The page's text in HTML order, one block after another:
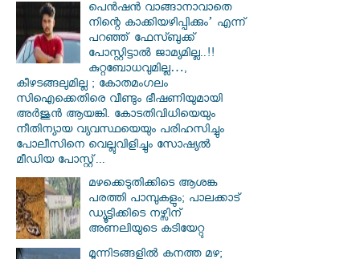
പെൻഷൻ വാങ്ങാനാവാതെ
നിന്റെ കാക്കിയഴിപ്പിക്കും’ എന്ന്
പറഞ്ഞ് ഫേസ്ബുക്ക്
പോസ്റ്റിട്ടാൽ ജാമ്യമില്ല..!!
കുറ്റബോധവുമില്ല…,
കീഴടങ്ങലുമില്ല ; കോതമംഗലം
സിഐക്കെതിരെ വീണ്ടും ഭീഷണിയുമായി
അര്‍ജുന്‍ ആയങ്കി. കോടതിവിധിയെയും
നീതിന്യായ വ്യവസ്ഥയെയും പരിഹസിച്ചും
പോലീസിനെ വെല്ലുവിളിച്ചും സോഷ്യൽ
മീഡിയ പോസ്റ്റ്...
മഴക്കെടുതിക്കിടെ ആശങ്ക
പരത്തി പാമ്പുകളും; പാലക്കാട്
ഡ്യൂട്ടിക്കിടെ നഴ്സിന്
അണലിയുടെ കടിയേറ്റു
മൂന്നിടങ്ങളിൽ കനത്ത മഴ;